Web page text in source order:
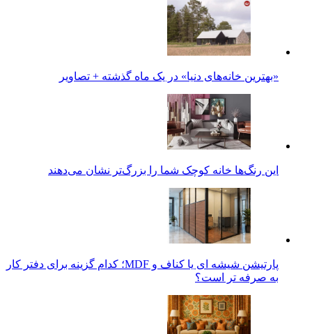
«بهترین خانه‌های دنیا» در یک ماه گذشته + تصاویر
این رنگ‌ها خانه کوچک شما را بزرگ‌تر نشان می‌دهند
پارتیشن شیشه ای یا کناف و MDF؛ کدام گزینه برای دفتر کار
به صرفه تر است؟